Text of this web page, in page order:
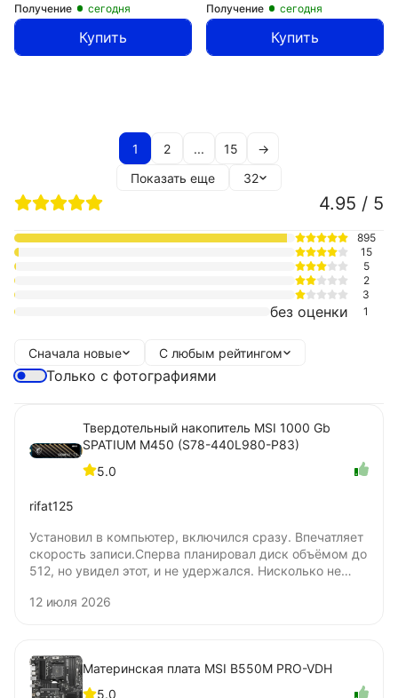
Получение сегодня
Купить
Получение сегодня
Купить
1 2 ... 15
→
Показать еще
32
4.95 / 5
895
15
5
2
3
без оценки 1
Сначала новые С любым рейтингом
Только с фотографиями
Твердотельный накопитель MSI 1000 Gb
SPATIUM M450 (S78-440L980-P83)
5.0
rifat125
Установил в компьютер, включился сразу. Впечатляет
скорость записи.Сперва планировал диск объёмом до
512, но увидел этот, и не удержался. Нисколько не
только, бумажную наклейку нужно удалять для
12 июля 2026
Материнская плата MSI B550M PRO-VDH
5.0